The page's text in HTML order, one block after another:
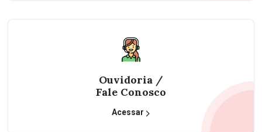
Ouvidoria /
Fale Conosco
Acessar